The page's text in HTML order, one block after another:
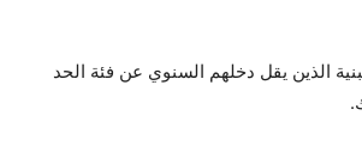
الذين يقل دخلهم السنوي عن فئة الحد